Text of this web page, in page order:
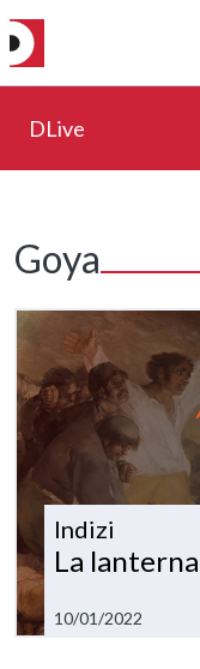
DLive
Goya
Indizi
La lanterna
10/01/2022